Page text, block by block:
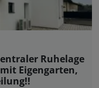
Ruhelage
Eigengarten,